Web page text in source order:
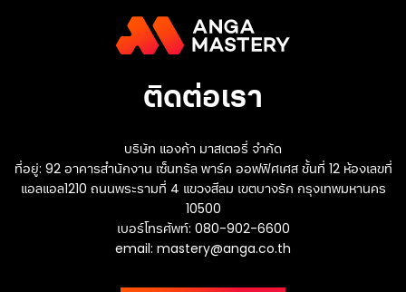
ติดต่อเรา
บริษัท แองก้า มาสเตอรี่ จำกัด
ที่อยู่: 92 อาคารสำนักงาน เซ็นทรัล พาร์ค ออฟฟิศเศส ชั้นที่ 12 ห้องเลขที่
แอลแอล1210 ถนนพระรามที่ 4 แขวงสีลม เขตบางรัก กรุงเทพมหานคร
10500
เบอร์โทรศัพท์: 080-902-6600
email: mastery@anga.co.th